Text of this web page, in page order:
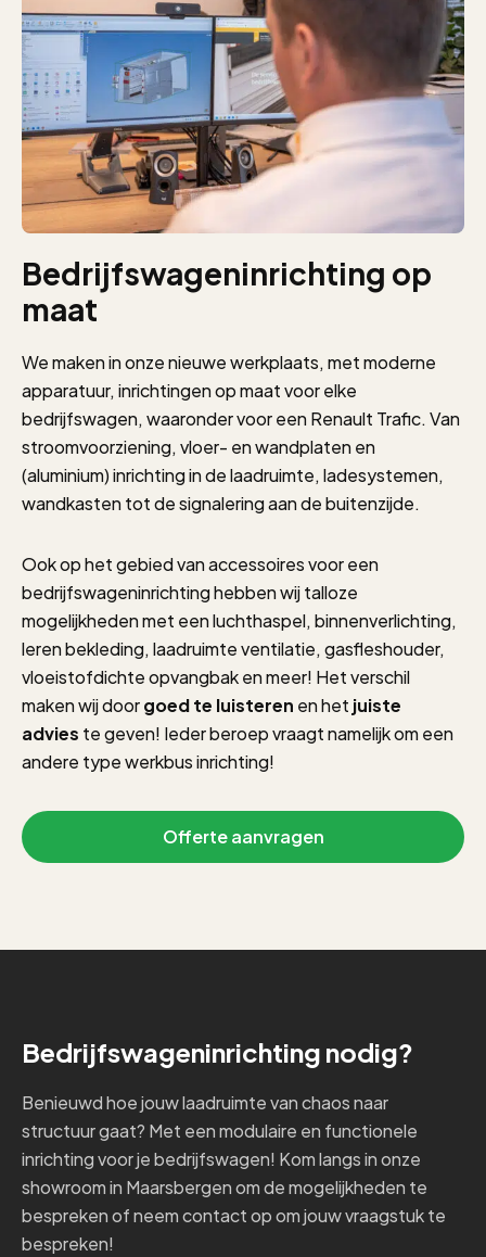
Bedrijfswageninrichting op
maat
We maken in onze nieuwe werkplaats, met moderne
apparatuur, inrichtingen op maat voor elke
bedrijfswagen, waaronder voor een Renault Trafic. Van
stroomvoorziening, vloer- en wandplaten en
(aluminium) inrichting in de laadruimte, ladesystemen,
wandkasten tot de signalering aan de buitenzijde.
Ook op het gebied van accessoires voor een
bedrijfswageninrichting hebben wij talloze
mogelijkheden met een luchthaspel, binnenverlichting,
leren bekleding, laadruimte ventilatie, gasfleshouder,
vloeistofdichte opvangbak en meer! Het verschil
maken wij doorgoed te luisteren en het juiste
advies te geven! Ieder beroep vraagt namelijk om een
andere type werkbus inrichting!
Offerte aanvragen
Bedrijfswageninrichting nodig?
Benieuwd hoe jouw laadruimte van chaos naar
structuur gaat? Met een modulaire en functionele
inrichting voor je bedrijfswagen! Kom langs in onze
showroom in Maarsbergen om de mogelijkheden te
bespreken of neem contact op om jouw vraagstuk te
bespreken!